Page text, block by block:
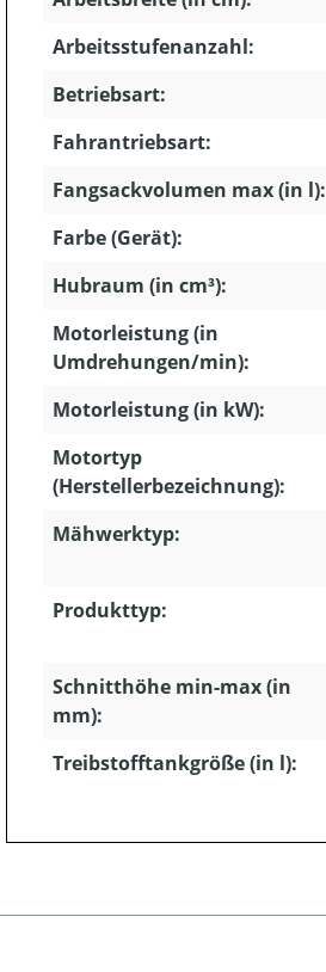
Arbeitsstufenanzahl:
Betriebsart:
Fahrantriebsart:
Fangsackvolumen max (in l):
Farbe (Gerät):
Hubraum (in cm³):
Motorleistung (in
Umdrehungen/min):
Motorleistung (in kW):
Motortyp
(Herstellerbezeichnung):
Mähwerktyp:
Produkttyp:
Schnitthöhe min-max (in
mm):
Treibstofftankgröße (in l):